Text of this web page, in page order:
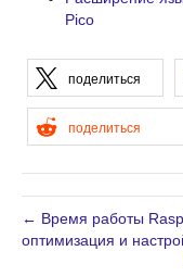
Pico
поделиться
поделиться
← Время работы
оптимизация и